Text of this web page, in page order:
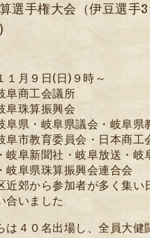
選手権大会（伊豆選手
１月９日(日)９時～
阜商工会議所
阜珠算振興会
阜県・岐阜県議会・岐阜県
阜市教育委員会・日本商工
岐阜新聞社・岐阜放送・岐
岐阜県珠算振興会連合会
近郊から参加者が多く集い
合いました
は４０名出場し、全員大健